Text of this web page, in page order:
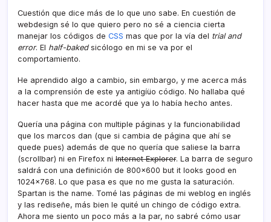
Cuestión que dice más de lo que uno sabe. En cuestión de
webdesign sé lo que quiero pero no sé a ciencia cierta
manejar los códigos de CSS mas que por la ví­a del trial and
error. El half-bakedsicólogo en mi se va por el
comportamiento.
He aprendido algo a cambio, sin embargo, y me acerca más
a la comprensión de este ya antigíüo código. No hallaba qué
hacer hasta que me acordé que ya lo habí­a hecho antes.
Querí­a una página con multiple páginas y la funcionabilidad
que los marcos dan (que si cambia de página que ahí­ se
quede pues) además de que no querí­a que saliese la barra
(scrollbar) ni en Firefox ni Internet Explorer. La barra de seguro
saldrá con una definición de 800×600 but it looks good en
1024×768. Lo que pasa es que no me gusta la saturación.
Spartan is the name. Tomé las páginas de mi weblog en inglés
y las rediseñe, más bien le quité un chingo de código extra.
Ahora me siento un poco más a la par, no sabré cómo usar